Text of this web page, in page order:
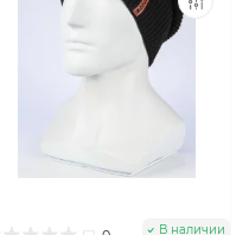
В наличии